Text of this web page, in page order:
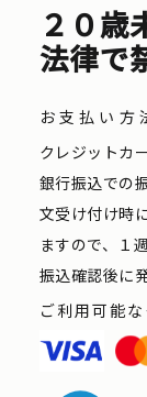
２０歳
法律で
お支払い方
クレジットカ
銀行振込での
文受け付け時
ますので、１
振込確認後に
ご利用可能